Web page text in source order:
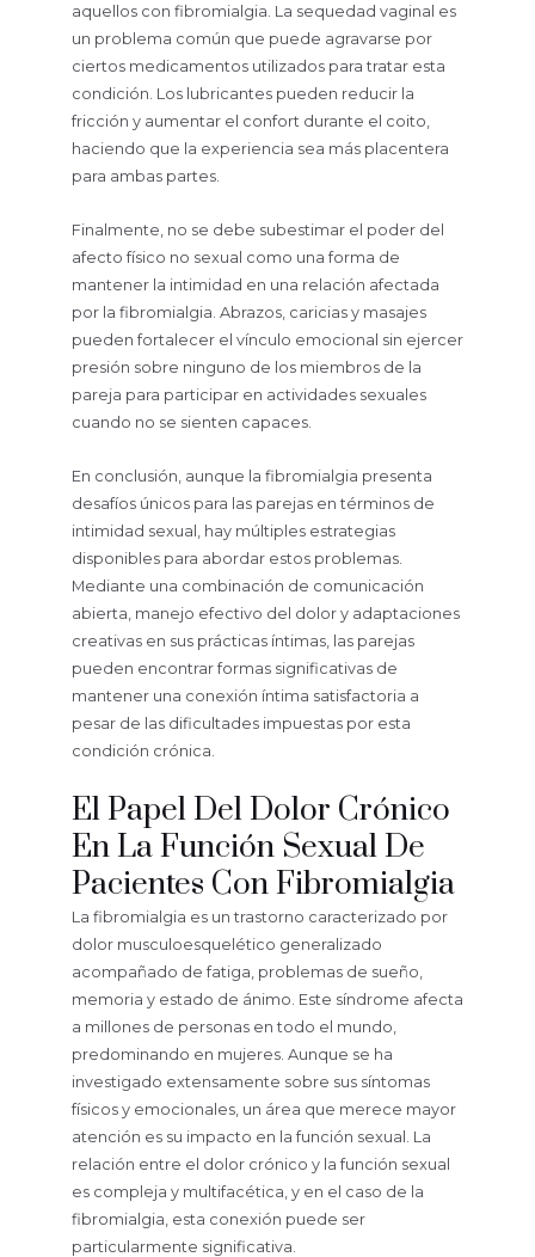
aquellos con fibromialgia. La sequedad vaginal es
un problema común que puede agravarse por
ciertos medicamentos utilizados para tratar esta
condición. Los lubricantes pueden reducir la
fricción y aumentar el confort durante el coito,
haciendo que la experiencia sea más placentera
para ambas partes.
Finalmente, no se debe subestimar el poder del
afecto físico no sexual como una forma de
mantener la intimidad en una relación afectada
por la fibromialgia. Abrazos, caricias y masajes
pueden fortalecer el vínculo emocional sin ejercer
presión sobre ninguno de los miembros de la
pareja para participar en actividades sexuales
cuando no se sienten capaces.
En conclusión, aunque la fibromialgia presenta
desafíos únicos para las parejas en términos de
intimidad sexual, hay múltiples estrategias
disponibles para abordar estos problemas.
Mediante una combinación de comunicación
abierta, manejo efectivo del dolor y adaptaciones
creativas en sus prácticas íntimas, las parejas
pueden encontrar formas significativas de
mantener una conexión íntima satisfactoria a
pesar de las dificultades impuestas por esta
condición crónica.
El Papel Del Dolor Crónico
En La Función Sexual De
Pacientes Con Fibromialgia
La fibromialgia es un trastorno caracterizado por
dolor musculoesquelético generalizado
acompañado de fatiga, problemas de sueño,
memoria y estado de ánimo. Este síndrome afecta
a millones de personas en todo el mundo,
predominando en mujeres. Aunque se ha
investigado extensamente sobre sus síntomas
físicos y emocionales, un área que merece mayor
atención es su impacto en la función sexual. La
relación entre el dolor crónico y la función sexual
es compleja y multifacética, y en el caso de la
fibromialgia, esta conexión puede ser
particularmente significativa.